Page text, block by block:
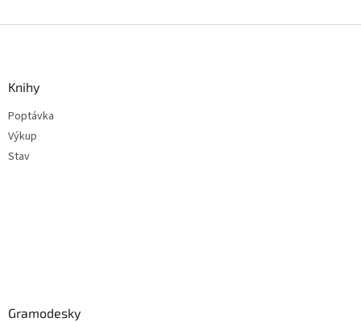
Knihy
Poptávka
Výkup
Stav
Gramodesky